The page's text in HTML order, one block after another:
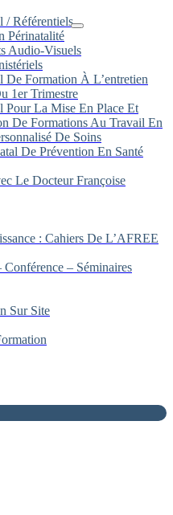
/ Référentiels
Périnatalité
Audio-Visuels
De Formation À L’entretien
1er Trimestre
Pour La Mise En Place Et
De Formations Au Travail En
De Soins
De Prévention En Santé
Le Docteur Françoise
: Cahiers De L’AFREE
– Séminaires
Sur Site